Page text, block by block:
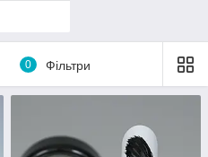
0 Фільтри